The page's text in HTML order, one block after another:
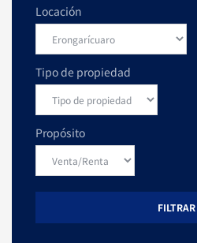
Locación
Tipo de propiedad
Propósito
FILTRAR